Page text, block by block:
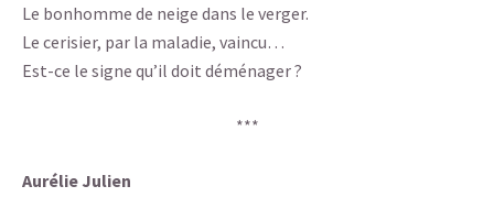
Le bonhomme de neige dans le verger.
Le cerisier, par la maladie, vaincu…
Est-ce le signe qu’il doit déménager ?
***
Aurélie Julien